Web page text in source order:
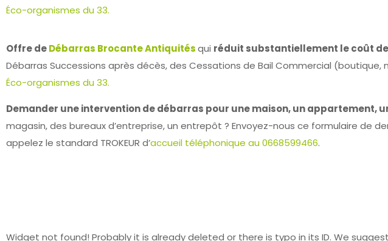
Éco-organismes du 33.
Offre deDébarras Brocante Antiquitésqui réduit substantiellement le coût
Débarras Successions après décès, des Cessations de Bail Commercial (boutique,
Éco-organismes du 33.
Demander une intervention de débarras pour une maison, un appartement,
magasin, des bureaux d’entreprise, un entrepôt ? Envoyez-nous ce formulaire de
appelez le standard TROKEUR d’accueil téléphonique au 0668599466.
Widget not found! Probably it is already deleted or there is typo in its ID. We